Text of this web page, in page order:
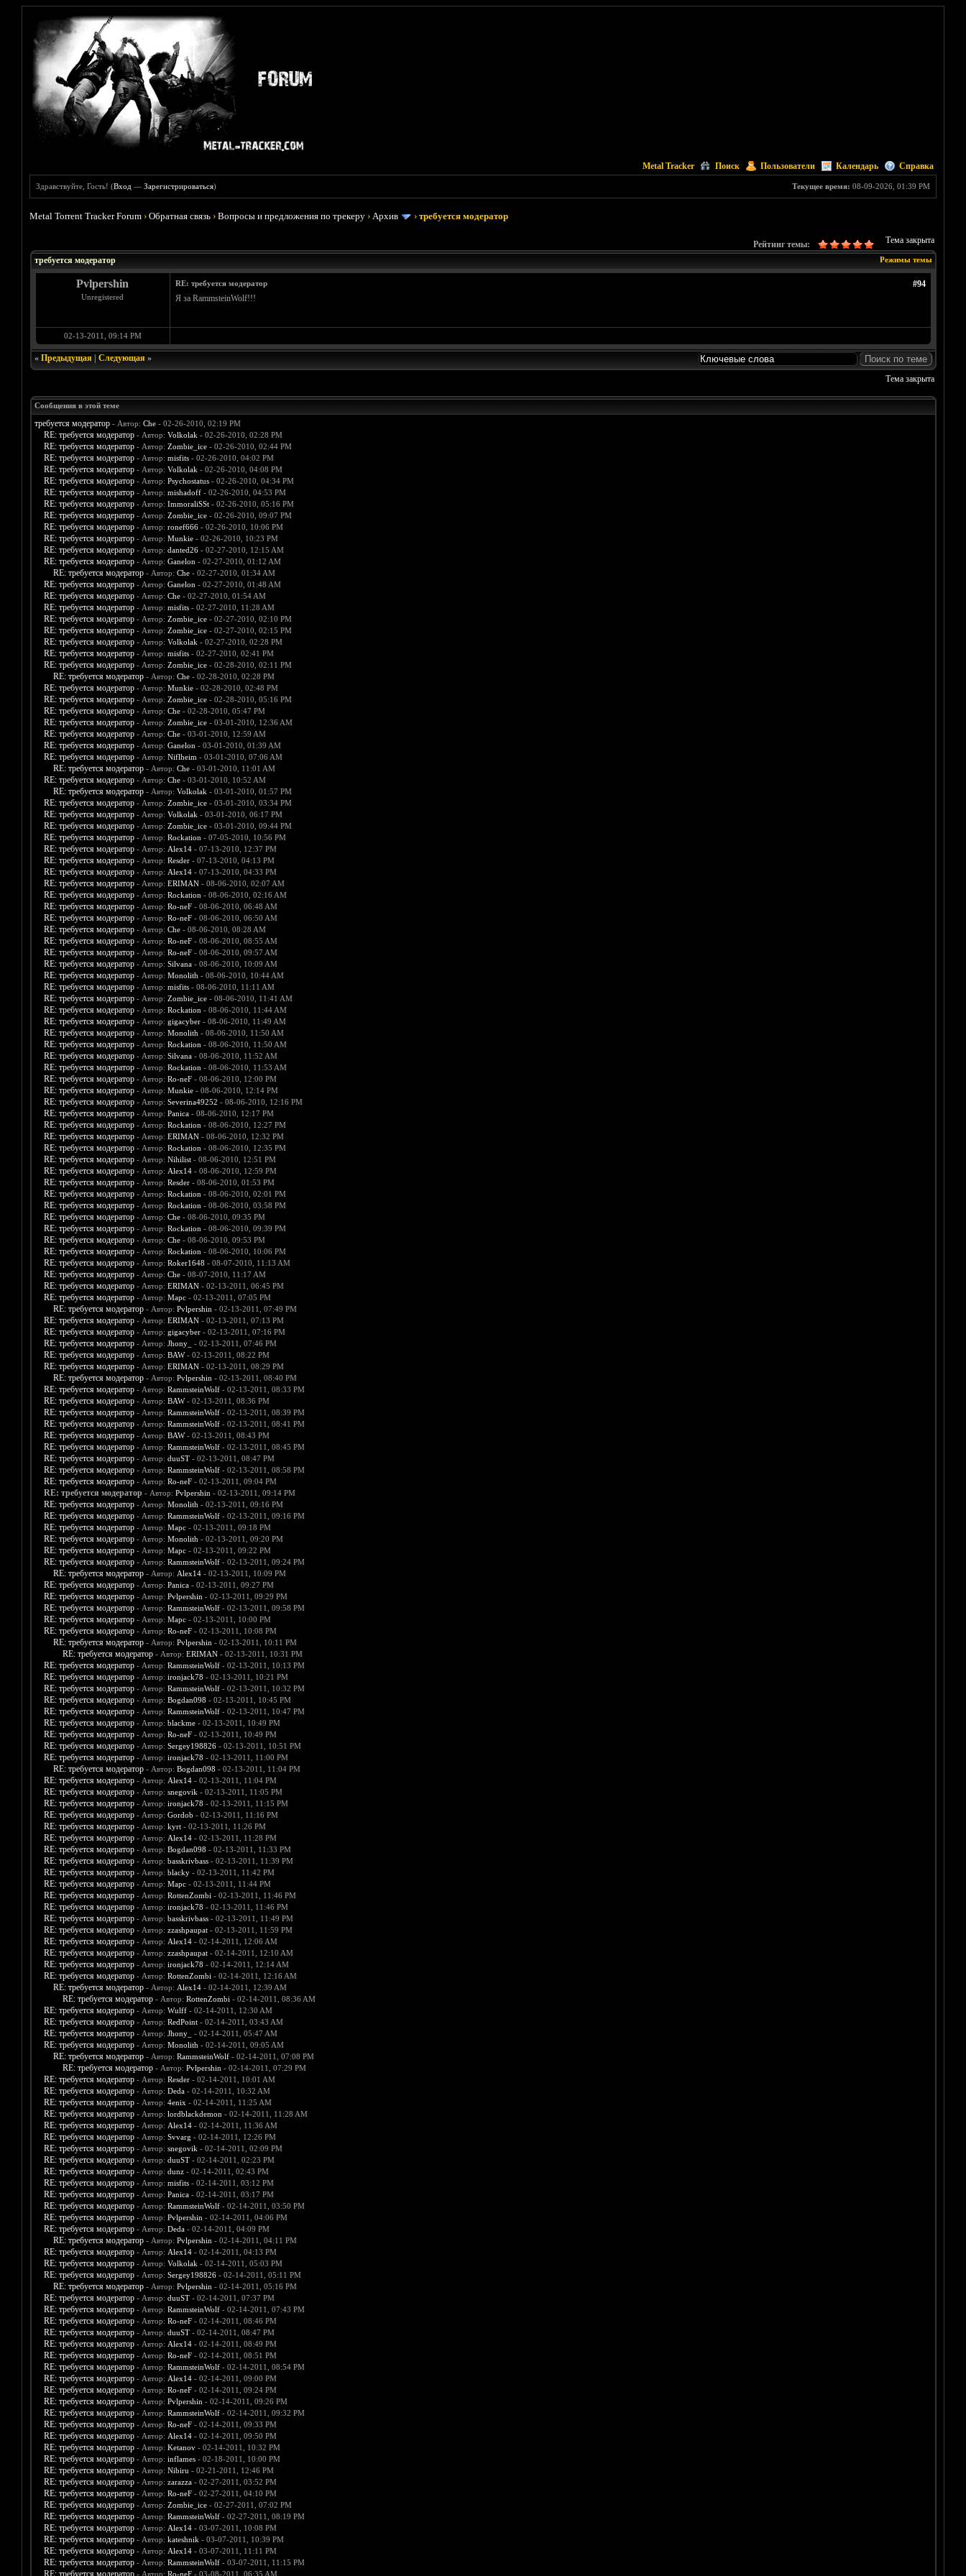
Metal Tracker Поиск Пользователи Календарь Справка
Текущее время: 08-09-2026, 01:39 PM
Здравствуйте, Гость! (Вход —Зарегистрироваться)
Metal Torrent Tracker Forum ›Обратная связь ›Вопросы и предложения по трекеру ›Архив ›требуется модератор
Тема закрыта
Рейтинг темы:
Режимы темы
требуется модератор
Pvlpershin
Unregistered
#94
RE: требуется модератор
Я за RammsteinWolf!!!
02-13-2011, 09:14 PM
« Предыдущая| Следующая»
Тема закрыта
Сообщения в этой теме
требуется модератор - Автор: Che- 02-26-2010, 02:19 PM
RE: требуется модератор - Автор: Volkolak - 02-26-2010, 02:28 PM
RE: требуется модератор - Автор: Zombie_ice- 02-26-2010, 02:44 PM
RE: требуется модератор - Автор: misfits- 02-26-2010, 04:02 PM
RE: требуется модератор - Автор: Volkolak - 02-26-2010, 04:08 PM
RE: требуется модератор - Автор: Psychostatus- 02-26-2010, 04:34 PM
RE: требуется модератор - Автор: mishadoff- 02-26-2010, 04:53 PM
RE: требуется модератор - Автор: ImmoraliSSt- 02-26-2010, 05:16 PM
RE: требуется модератор - Автор: Zombie_ice- 02-26-2010, 09:07 PM
RE: требуется модератор - Автор: ronef666- 02-26-2010, 10:06 PM
RE: требуется модератор - Автор: Munkie- 02-26-2010, 10:23 PM
RE: требуется модератор - Автор: danted26- 02-27-2010, 12:15 AM
RE: требуется модератор - Автор: Ganelon - 02-27-2010, 01:12 AM
RE: требуется модератор - Автор: Che- 02-27-2010, 01:34 AM
RE: требуется модератор - Автор: Ganelon - 02-27-2010, 01:48 AM
RE: требуется модератор - Автор: Che- 02-27-2010, 01:54 AM
RE: требуется модератор - Автор: misfits- 02-27-2010, 11:28 AM
RE: требуется модератор - Автор: Zombie_ice- 02-27-2010, 02:10 PM
RE: требуется модератор - Автор: Zombie_ice- 02-27-2010, 02:15 PM
RE: требуется модератор - Автор: Volkolak - 02-27-2010, 02:28 PM
RE: требуется модератор - Автор: misfits- 02-27-2010, 02:41 PM
RE: требуется модератор - Автор: Zombie_ice- 02-28-2010, 02:11 PM
RE: требуется модератор - Автор: Che- 02-28-2010, 02:28 PM
RE: требуется модератор - Автор: Munkie- 02-28-2010, 02:48 PM
RE: требуется модератор - Автор: Zombie_ice- 02-28-2010, 05:16 PM
RE: требуется модератор - Автор: Che- 02-28-2010, 05:47 PM
RE: требуется модератор - Автор: Zombie_ice- 03-01-2010, 12:36 AM
RE: требуется модератор - Автор: Che- 03-01-2010, 12:59 AM
RE: требуется модератор - Автор: Ganelon - 03-01-2010, 01:39 AM
RE: требуется модератор - Автор: Niflheim - 03-01-2010, 07:06 AM
RE: требуется модератор - Автор: Che- 03-01-2010, 11:01 AM
RE: требуется модератор - Автор: Che- 03-01-2010, 10:52 AM
RE: требуется модератор - Автор: Volkolak - 03-01-2010, 01:57 PM
RE: требуется модератор - Автор: Zombie_ice- 03-01-2010, 03:34 PM
RE: требуется модератор - Автор: Volkolak - 03-01-2010, 06:17 PM
RE: требуется модератор - Автор: Zombie_ice- 03-01-2010, 09:44 PM
RE: требуется модератор - Автор: Rockation - 07-05-2010, 10:56 PM
RE: требуется модератор - Автор: Alex14- 07-13-2010, 12:37 PM
RE: требуется модератор - Автор: Resder- 07-13-2010, 04:13 PM
RE: требуется модератор - Автор: Alex14- 07-13-2010, 04:33 PM
RE: требуется модератор - Автор: ERIMAN- 08-06-2010, 02:07 AM
RE: требуется модератор - Автор: Rockation - 08-06-2010, 02:16 AM
RE: требуется модератор - Автор: Ro-neF- 08-06-2010, 06:48 AM
RE: требуется модератор - Автор: Ro-neF- 08-06-2010, 06:50 AM
RE: требуется модератор - Автор: Che- 08-06-2010, 08:28 AM
RE: требуется модератор - Автор: Ro-neF- 08-06-2010, 08:55 AM
RE: требуется модератор - Автор: Ro-neF- 08-06-2010, 09:57 AM
RE: требуется модератор - Автор: Silvana- 08-06-2010, 10:09 AM
RE: требуется модератор - Автор: Monolith - 08-06-2010, 10:44 AM
RE: требуется модератор - Автор: misfits- 08-06-2010, 11:11 AM
RE: требуется модератор - Автор: Zombie_ice- 08-06-2010, 11:41 AM
RE: требуется модератор - Автор: Rockation - 08-06-2010, 11:44 AM
RE: требуется модератор - Автор: gigacyber- 08-06-2010, 11:49 AM
RE: требуется модератор - Автор: Monolith - 08-06-2010, 11:50 AM
RE: требуется модератор - Автор: Rockation - 08-06-2010, 11:50 AM
RE: требуется модератор - Автор: Silvana- 08-06-2010, 11:52 AM
RE: требуется модератор - Автор: Rockation - 08-06-2010, 11:53 AM
RE: требуется модератор - Автор: Ro-neF- 08-06-2010, 12:00 PM
RE: требуется модератор - Автор: Munkie- 08-06-2010, 12:14 PM
RE: требуется модератор - Автор: Severina49252 - 08-06-2010, 12:16 PM
RE: требуется модератор - Автор: Panica- 08-06-2010, 12:17 PM
RE: требуется модератор - Автор: Rockation - 08-06-2010, 12:27 PM
RE: требуется модератор - Автор: ERIMAN- 08-06-2010, 12:32 PM
RE: требуется модератор - Автор: Rockation - 08-06-2010, 12:35 PM
RE: требуется модератор - Автор: Nihilist- 08-06-2010, 12:51 PM
RE: требуется модератор - Автор: Alex14- 08-06-2010, 12:59 PM
RE: требуется модератор - Автор: Resder- 08-06-2010, 01:53 PM
RE: требуется модератор - Автор: Rockation - 08-06-2010, 02:01 PM
RE: требуется модератор - Автор: Rockation - 08-06-2010, 03:58 PM
RE: требуется модератор - Автор: Che- 08-06-2010, 09:35 PM
RE: требуется модератор - Автор: Rockation - 08-06-2010, 09:39 PM
RE: требуется модератор - Автор: Che- 08-06-2010, 09:53 PM
RE: требуется модератор - Автор: Rockation - 08-06-2010, 10:06 PM
RE: требуется модератор - Автор: Roker1648 - 08-07-2010, 11:13 AM
RE: требуется модератор - Автор: Che- 08-07-2010, 11:17 AM
RE: требуется модератор - Автор: ERIMAN- 02-13-2011, 06:45 PM
RE: требуется модератор - Автор: Марс- 02-13-2011, 07:05 PM
RE: требуется модератор - Автор: Pvlpershin - 02-13-2011, 07:49 PM
RE: требуется модератор - Автор: ERIMAN- 02-13-2011, 07:13 PM
RE: требуется модератор - Автор: gigacyber- 02-13-2011, 07:16 PM
RE: требуется модератор - Автор: Jhony_ - 02-13-2011, 07:46 PM
RE: требуется модератор - Автор: BAW- 02-13-2011, 08:22 PM
RE: требуется модератор - Автор: ERIMAN- 02-13-2011, 08:29 PM
RE: требуется модератор - Автор: Pvlpershin - 02-13-2011, 08:40 PM
RE: требуется модератор - Автор: RammsteinWolf- 02-13-2011, 08:33 PM
RE: требуется модератор - Автор: BAW- 02-13-2011, 08:36 PM
RE: требуется модератор - Автор: RammsteinWolf- 02-13-2011, 08:39 PM
RE: требуется модератор - Автор: RammsteinWolf- 02-13-2011, 08:41 PM
RE: требуется модератор - Автор: BAW- 02-13-2011, 08:43 PM
RE: требуется модератор - Автор: RammsteinWolf- 02-13-2011, 08:45 PM
RE: требуется модератор - Автор: duuST- 02-13-2011, 08:47 PM
RE: требуется модератор - Автор: RammsteinWolf- 02-13-2011, 08:58 PM
RE: требуется модератор - Автор: Ro-neF- 02-13-2011, 09:04 PM
RE: требуется модератор - Автор: Pvlpershin - 02-13-2011, 09:14 PM
RE: требуется модератор - Автор: Monolith - 02-13-2011, 09:16 PM
RE: требуется модератор - Автор: RammsteinWolf- 02-13-2011, 09:16 PM
RE: требуется модератор - Автор: Марс- 02-13-2011, 09:18 PM
RE: требуется модератор - Автор: Monolith - 02-13-2011, 09:20 PM
RE: требуется модератор - Автор: Марс- 02-13-2011, 09:22 PM
RE: требуется модератор - Автор: RammsteinWolf- 02-13-2011, 09:24 PM
RE: требуется модератор - Автор: Alex14- 02-13-2011, 10:09 PM
RE: требуется модератор - Автор: Panica- 02-13-2011, 09:27 PM
RE: требуется модератор - Автор: Pvlpershin - 02-13-2011, 09:29 PM
RE: требуется модератор - Автор: RammsteinWolf- 02-13-2011, 09:58 PM
RE: требуется модератор - Автор: Марс- 02-13-2011, 10:00 PM
RE: требуется модератор - Автор: Ro-neF- 02-13-2011, 10:08 PM
RE: требуется модератор - Автор: Pvlpershin - 02-13-2011, 10:11 PM
RE: требуется модератор - Автор: ERIMAN- 02-13-2011, 10:31 PM
RE: требуется модератор - Автор: RammsteinWolf- 02-13-2011, 10:13 PM
RE: требуется модератор - Автор: ironjack78 - 02-13-2011, 10:21 PM
RE: требуется модератор - Автор: RammsteinWolf- 02-13-2011, 10:32 PM
RE: требуется модератор - Автор: Bogdan098 - 02-13-2011, 10:45 PM
RE: требуется модератор - Автор: RammsteinWolf- 02-13-2011, 10:47 PM
RE: требуется модератор - Автор: blackme- 02-13-2011, 10:49 PM
RE: требуется модератор - Автор: Ro-neF- 02-13-2011, 10:49 PM
RE: требуется модератор - Автор: Sergey198826- 02-13-2011, 10:51 PM
RE: требуется модератор - Автор: ironjack78 - 02-13-2011, 11:00 PM
RE: требуется модератор - Автор: Bogdan098 - 02-13-2011, 11:04 PM
RE: требуется модератор - Автор: Alex14- 02-13-2011, 11:04 PM
RE: требуется модератор - Автор: snegovik - 02-13-2011, 11:05 PM
RE: требуется модератор - Автор: ironjack78 - 02-13-2011, 11:15 PM
RE: требуется модератор - Автор: Gordob - 02-13-2011, 11:16 PM
RE: требуется модератор - Автор: kyrt- 02-13-2011, 11:26 PM
RE: требуется модератор - Автор: Alex14- 02-13-2011, 11:28 PM
RE: требуется модератор - Автор: Bogdan098 - 02-13-2011, 11:33 PM
RE: требуется модератор - Автор: basskrivbass- 02-13-2011, 11:39 PM
RE: требуется модератор - Автор: blacky- 02-13-2011, 11:42 PM
RE: требуется модератор - Автор: Марс- 02-13-2011, 11:44 PM
RE: требуется модератор - Автор: RottenZombi - 02-13-2011, 11:46 PM
RE: требуется модератор - Автор: ironjack78 - 02-13-2011, 11:46 PM
RE: требуется модератор - Автор: basskrivbass- 02-13-2011, 11:49 PM
RE: требуется модератор - Автор: zzashpaupat- 02-13-2011, 11:59 PM
RE: требуется модератор - Автор: Alex14- 02-14-2011, 12:06 AM
RE: требуется модератор - Автор: zzashpaupat- 02-14-2011, 12:10 AM
RE: требуется модератор - Автор: ironjack78 - 02-14-2011, 12:14 AM
RE: требуется модератор - Автор: RottenZombi - 02-14-2011, 12:16 AM
RE: требуется модератор - Автор: Alex14- 02-14-2011, 12:39 AM
RE: требуется модератор - Автор: RottenZombi - 02-14-2011, 08:36 AM
RE: требуется модератор - Автор: Wulff- 02-14-2011, 12:30 AM
RE: требуется модератор - Автор: RedPoint- 02-14-2011, 03:43 AM
RE: требуется модератор - Автор: Jhony_ - 02-14-2011, 05:47 AM
RE: требуется модератор - Автор: Monolith - 02-14-2011, 09:05 AM
RE: требуется модератор - Автор: RammsteinWolf- 02-14-2011, 07:08 PM
RE: требуется модератор - Автор: Pvlpershin - 02-14-2011, 07:29 PM
RE: требуется модератор - Автор: Resder- 02-14-2011, 10:01 AM
RE: требуется модератор - Автор: Deda- 02-14-2011, 10:32 AM
RE: требуется модератор - Автор: 4enix - 02-14-2011, 11:25 AM
RE: требуется модератор - Автор: lordblackdemon - 02-14-2011, 11:28 AM
RE: требуется модератор - Автор: Alex14- 02-14-2011, 11:36 AM
RE: требуется модератор - Автор: Svvarg - 02-14-2011, 12:26 PM
RE: требуется модератор - Автор: snegovik - 02-14-2011, 02:09 PM
RE: требуется модератор - Автор: duuST- 02-14-2011, 02:23 PM
RE: требуется модератор - Автор: dunz- 02-14-2011, 02:43 PM
RE: требуется модератор - Автор: misfits- 02-14-2011, 03:12 PM
RE: требуется модератор - Автор: Panica- 02-14-2011, 03:17 PM
RE: требуется модератор - Автор: RammsteinWolf- 02-14-2011, 03:50 PM
RE: требуется модератор - Автор: Pvlpershin - 02-14-2011, 04:06 PM
RE: требуется модератор - Автор: Deda- 02-14-2011, 04:09 PM
RE: требуется модератор - Автор: Pvlpershin - 02-14-2011, 04:11 PM
RE: требуется модератор - Автор: Alex14- 02-14-2011, 04:13 PM
RE: требуется модератор - Автор: Volkolak - 02-14-2011, 05:03 PM
RE: требуется модератор - Автор: Sergey198826- 02-14-2011, 05:11 PM
RE: требуется модератор - Автор: Pvlpershin - 02-14-2011, 05:16 PM
RE: требуется модератор - Автор: duuST- 02-14-2011, 07:37 PM
RE: требуется модератор - Автор: RammsteinWolf- 02-14-2011, 07:43 PM
RE: требуется модератор - Автор: Ro-neF- 02-14-2011, 08:46 PM
RE: требуется модератор - Автор: duuST- 02-14-2011, 08:47 PM
RE: требуется модератор - Автор: Alex14- 02-14-2011, 08:49 PM
RE: требуется модератор - Автор: Ro-neF- 02-14-2011, 08:51 PM
RE: требуется модератор - Автор: RammsteinWolf- 02-14-2011, 08:54 PM
RE: требуется модератор - Автор: Alex14- 02-14-2011, 09:00 PM
RE: требуется модератор - Автор: Ro-neF- 02-14-2011, 09:24 PM
RE: требуется модератор - Автор: Pvlpershin - 02-14-2011, 09:26 PM
RE: требуется модератор - Автор: RammsteinWolf- 02-14-2011, 09:32 PM
RE: требуется модератор - Автор: Ro-neF- 02-14-2011, 09:33 PM
RE: требуется модератор - Автор: Alex14- 02-14-2011, 09:50 PM
RE: требуется модератор - Автор: Ketanov- 02-14-2011, 10:32 PM
RE: требуется модератор - Автор: inflames- 02-18-2011, 10:00 PM
RE: требуется модератор - Автор: Nibiru - 02-21-2011, 12:46 PM
RE: требуется модератор - Автор: zarazza- 02-27-2011, 03:52 PM
RE: требуется модератор - Автор: Ro-neF- 02-27-2011, 04:10 PM
RE: требуется модератор - Автор: Zombie_ice- 02-27-2011, 07:02 PM
RE: требуется модератор - Автор: RammsteinWolf- 02-27-2011, 08:19 PM
RE: требуется модератор - Автор: Alex14- 03-07-2011, 10:08 PM
RE: требуется модератор - Автор: kateshnik - 03-07-2011, 10:39 PM
RE: требуется модератор - Автор: Alex14- 03-07-2011, 11:11 PM
RE: требуется модератор - Автор: RammsteinWolf- 03-07-2011, 11:15 PM
RE: требуется модератор - Автор: Ro-neF- 03-08-2011, 06:35 AM